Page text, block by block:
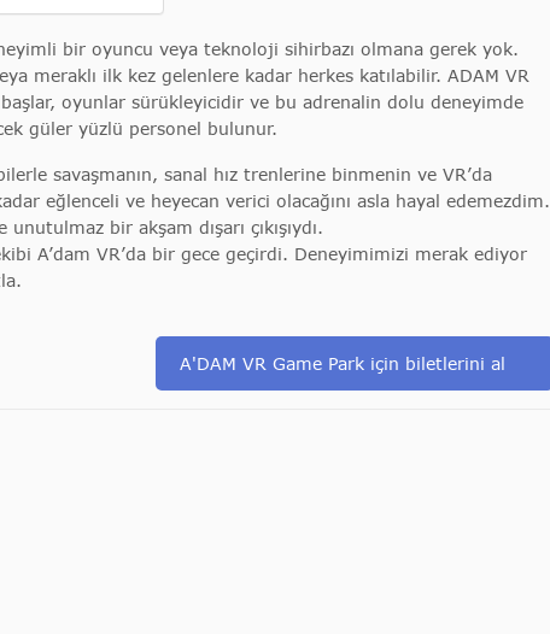
bir oyuncu veya teknoloji sihirbazı olmana gerek yok.
meraklı ilk kez gelenlere kadar herkes katılabilir. ADAM VR
başlar, oyunlar sürükleyicidir ve bu adrenalin dolu deneyimde
güler yüzlü personel bulunur.
savaşmanın, sanal hız trenlerine binmenin ve VR’da
eğlenceli ve heyecan verici olacağını asla hayal edemezdim.
bir akşam dışarı çıkışıydı.
A’dam VR’da bir gece geçirdi. Deneyimimizi merak ediyor
A'DAM VR Game Park için biletlerini al